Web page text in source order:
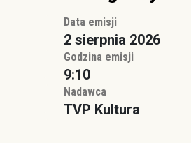
Data emisji
2 sierpnia 2026
Godzina emisji
9:10
Nadawca
TVP Kultura